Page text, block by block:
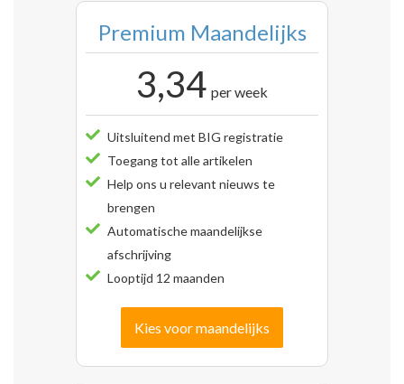
Premium Maandelijks
3,34 per week
Uitsluitend met BIG registratie
Toegang tot alle artikelen
Help ons u relevant nieuws te
brengen
Automatische maandelijkse
afschrijving
Looptijd 12 maanden
Kies voor maandelijks